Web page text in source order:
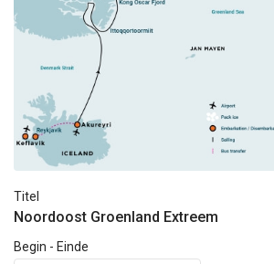
Titel
Noordoost Groenland Extreem
Begin - Einde